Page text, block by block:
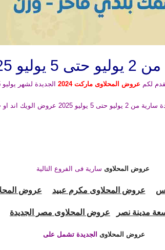
اند
لكم عروض المحلاوى ماركت 2024 الجديدة لشهر يوليو 2025
5 يوليو 2025 عروض الويك اند او حتى نفاذ الكمية
عروض المحلاوى سارية فى الفروع التالية
عروض المحلاوى مكرم عبيد عروض
مدينة نصر عروض المحلاوى مصر الجديدة
عروض المحلاوى الجديدة تشمل على